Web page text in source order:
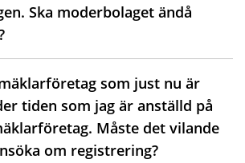
Ska moderbolaget ändå
som just nu är
tiden som jag är anställd på
Måste det vilande
om registrering?